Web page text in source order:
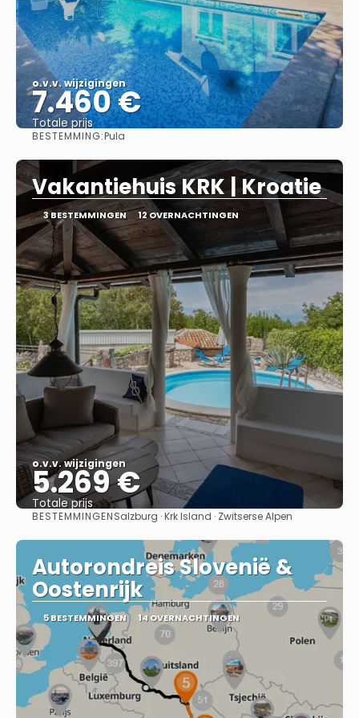
o.v.v. wijzigingen
7.460 €
Totale prijs
BESTEMMING:Pula
Vakantiehuis KRK | Kroatie
3 BESTEMMINGEN 12 OVERNACHTINGEN
o.v.v. wijzigingen
5.269 €
Totale prijs
Bekijk
BESTEMMINGENSalzburg · Krk Island · Zwitserse Alpen
Autorondreis Slovenië &
Oostenrijk
5 BESTEMMINGEN 14 OVERNACHTINGEN